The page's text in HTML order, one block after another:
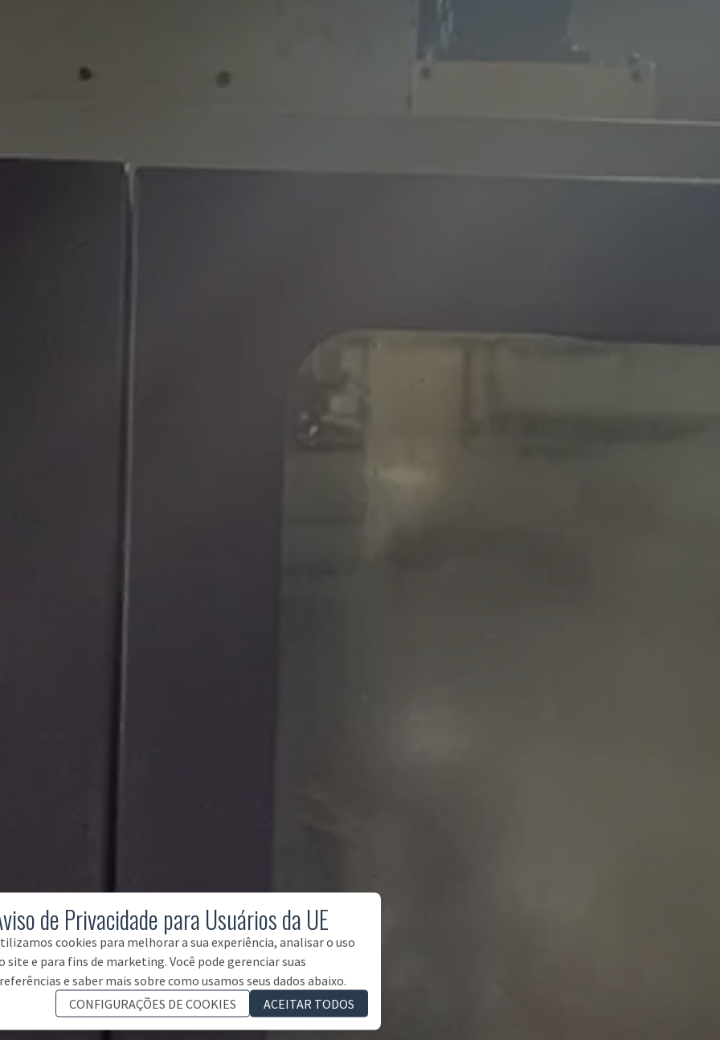
de Privacidade para Usuários da UE
cookies para melhorar a sua experiência, analisar o uso
site e para fins de marketing. Você pode gerenciar suas
e saber mais sobre como usamos seus dados abaixo.
CONFIGURAÇÕES DE COOKIES
ACEITAR TODOS